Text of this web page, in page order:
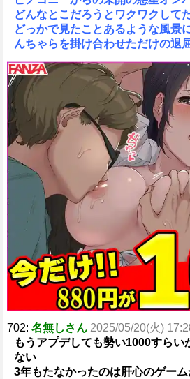
どんなとこだろうとワクワクして
どっかで見たことあるような風景
んちゃらを掛け合わせただけの退
702: 名無しさん 2025/05/20(火)
もうアプデしても勢い1000すらい
ない
3年もたなかったのは肝心のゲー